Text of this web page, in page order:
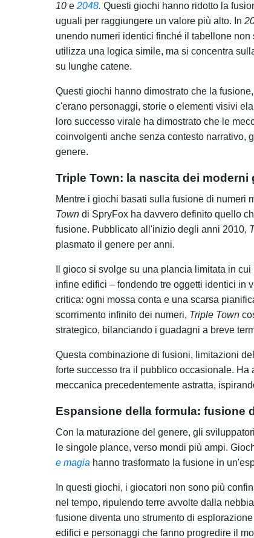
10 e 2048. Questi giochi hanno ridotto la
uguali per raggiungere un valore più alto. In
unendo numeri identici finché il tabellone
utilizza una logica simile, ma si concentra
su lunghe catene.
Questi giochi hanno dimostrato che la
c'erano personaggi, storie o elementi visivi
loro successo virale ha dimostrato che le
coinvolgenti anche senza contesto narrativo,
genere.
Triple Town: la nascita dei moderni
Mentre i giochi basati sulla fusione di numeri
Town di SpryFox ha davvero definito quello
fusione. Pubblicato all'inizio degli anni 2010,
plasmato il genere per anni.
Il gioco si svolge su una plancia limitata in
infine edifici – fondendo tre oggetti identici in
critica: ogni mossa conta e una scarsa
scorrimento infinito dei numeri, Triple Town
strategico, bilanciando i guadagni a breve
Questa combinazione di fusioni, limitazioni
forte successo tra il pubblico occasionale.
meccanica precedentemente astratta,
Espansione della formula: fusione
Con la maturazione del genere, gli
le singole plance, verso mondi più ampi.
e magia hanno trasformato la fusione in
In questi giochi, i giocatori non sono più
nel tempo, ripulendo terre avvolte dalla
fusione diventa uno strumento di
edifici e personaggi che fanno progredire il